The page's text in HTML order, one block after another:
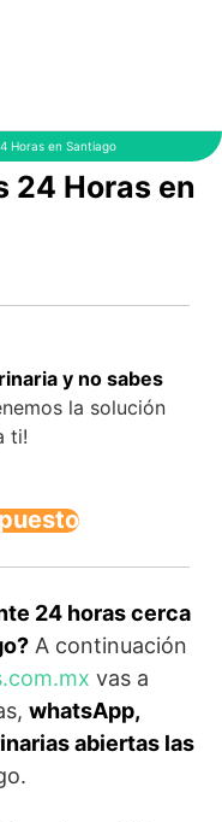
Horas en Santiago
24 Horas en
y no sabes
la solución
ti!
24 horas cerca
A continuación
vas a
whatsApp,
abiertas las